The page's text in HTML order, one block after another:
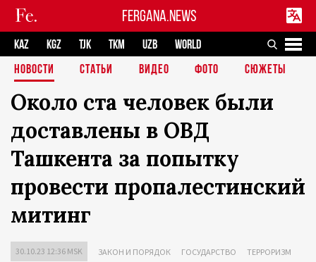
FERGANA.NEWS
KAZ KGZ TJK TKM UZB
WORLD
НОВОСТИ
СТАТЬИ ВИДЕО ФОТО СЮЖЕТЫ
Около ста человек были
доставлены в ОВД
Ташкента за попытку
провести пропалестинский
митинг
30.10.23 12:36 MSK ЗАКОН И ПОРЯДОК ГОСУДАРСТВО ТЕРРОРИЗМ